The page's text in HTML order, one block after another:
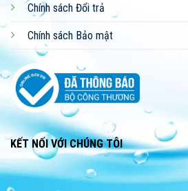
Chính sách Đổi trả
Chính sách Bảo mật
KẾT NỐI VỚI CHÚNG TÔI